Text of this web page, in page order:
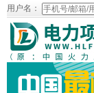
用户名：